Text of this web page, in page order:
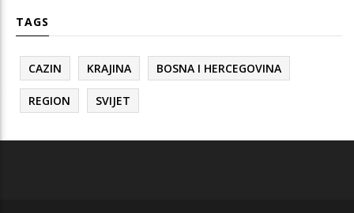
TAGS
CAZIN KRAJINA BOSNA I HERCEGOVINA
REGION SVIJET